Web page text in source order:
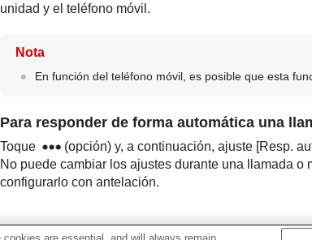
unidad y el teléfono móvil.
Nota
En función del teléfono móvil, es posible que esta
Para responder de forma automática una
Toque (opción) y, a continuación, ajuste [Resp.
No puede cambiar los ajustes durante una llamada
configurarlo con antelación.